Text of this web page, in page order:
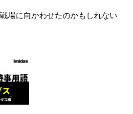
場に向かわせたのかもしれない